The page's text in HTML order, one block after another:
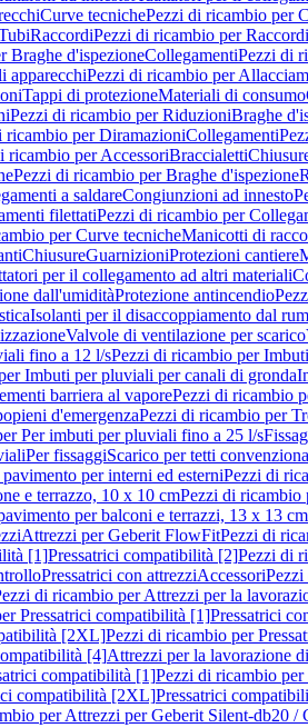
Curve tecnichePezzi di ricambio per
RaccordiPezzi di ricambio per Raccordi
Braghe d'ispezioneCollegamentiPezzi di
apparecchiPezzi di ricambio per
Tappi di protezioneMateriali di consumo
Pezzi di ricambio per RiduzioniBraghe
ricambio per DiramazioniCollegamenti
ricambio per AccessoriBraccialetti
Pezzi di ricambio per Braghe d'ispezione
a saldareCongiunzioni ad innesto
filettatiPezzi di ricambio per
per Curve tecnicheManicotti di
ChiusureGuarnizioniProtezioni cantiere
per il collegamento ad altri materiali
dall'umiditàProtezione antincendio
Isolanti per il disaccoppiamento dal
Valvole di ventilazione per scarico
fino a 12 l/sPezzi di ricambio per
Imbuti per pluviali per canali di gronda
barriera al vaporePezzi di ricambio
d'emergenzaPezzi di ricambio per
Per imbuti per pluviali fino a 25 l/s
Per fissaggiScarico per tetti
per interni ed esterniPezzi di
e terrazzo, 10 x 10 cmPezzi di ricambio
per balconi e terrazzi, 13 x 13 cm
Attrezzi per Geberit FlowFitPezzi di
[1]Pressatrici compatibilità [2]Pezzi di
Pressatrici con attrezziAccessoriPezzi
di ricambio per Attrezzi per la
Pressatrici compatibilità [1]Pressatrici
[2XL]Pezzi di ricambio per
[4]Attrezzi per la lavorazione
compatibilità [1]Pezzi di ricambio
compatibilità [2XL]Pressatrici
per Attrezzi per Geberit Silent-db20 /